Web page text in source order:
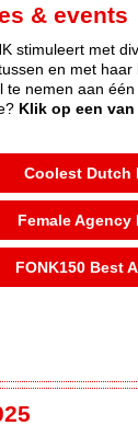
& events
stimuleert met
en met
te nemen aan
Klik op een
Coolest Dutch
Female Agency
FONK150 Best